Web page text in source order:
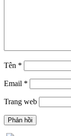
Tên *
Email *
Trang web